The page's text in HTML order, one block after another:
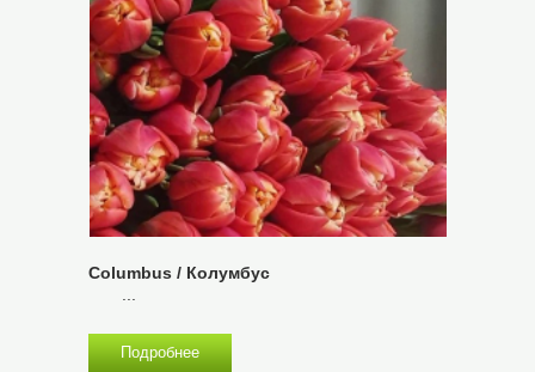
Columbus / Колумбус
Подробнее